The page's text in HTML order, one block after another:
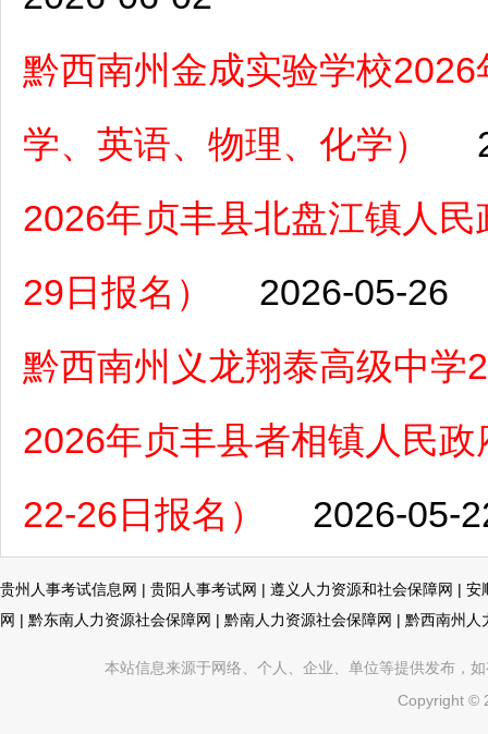
黔西南州金成实验学校
学、英语、物理、化学）
2026年贞丰县北盘江镇人
29日报名）
2026-05-26
黔西南州义龙翔泰高级中学
2026年贞丰县者相镇人民
22-26日报名）
2026-05-
贵州人事考试信息网 | 贵阳人事考试网 | 遵义人力资源和社会保障网 | 安
网 | 黔东南人力资源社会保障网 | 黔南人力资源社会保障网 | 黔西南州人
本站信息来源于网络、个人、企业、单位等提供发布，
Copyright ©